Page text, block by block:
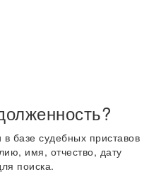
базе судебных приставов
имя, отчество, дату
поиска.